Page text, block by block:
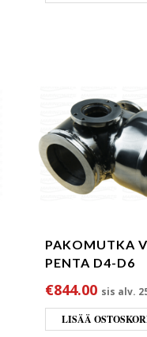
PAKOMUTKA
PENTA D4-D6
€844.00 sis alv.
LISÄÄ